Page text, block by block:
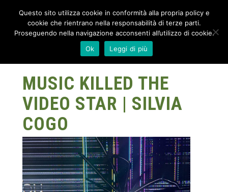
MUSIC KILLED THE
VIDEO STAR | SILVIA
COGO
Questo sito utilizza cookie in conformità alla propria policy e
cookie che rientrano nella responsabilità di terze parti.
Proseguendo nella navigazione acconsenti all’utilizzo di cookie.
Ok
Leggi di più